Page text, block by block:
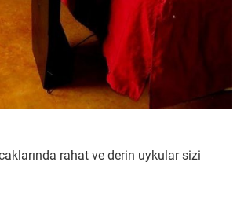
rahat ve derin uykular sizi